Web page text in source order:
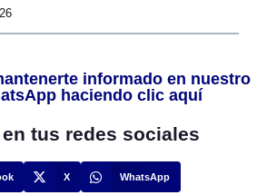
informado en nuestro
haciendo clic aquí
tus redes sociales
X WhatsApp